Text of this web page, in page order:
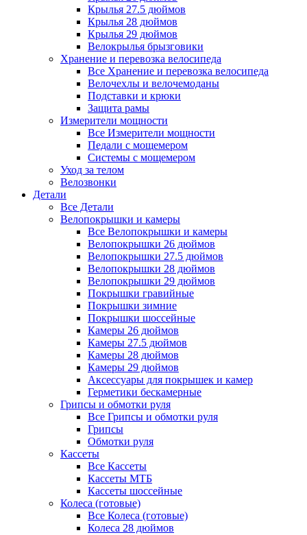
Крылья 27.5 дюймов
Крылья 28 дюймов
Крылья 29 дюймов
Велокрылья брызговики
Хранение и перевозка велосипеда
Все Хранение и перевозка велосипеда
Велочехлы и велочемоданы
Подставки и крюки
Защита рамы
Измерители мощности
Все Измерители мощности
Педали с мощемером
Системы с мощемером
Уход за телом
Велозвонки
Детали
Все Детали
Велопокрышки и камеры
Все Велопокрышки и камеры
Велопокрышки 26 дюймов
Велопокрышки 27.5 дюймов
Велопокрышки 28 дюймов
Велопокрышки 29 дюймов
Покрышки гравийные
Покрышки зимние
Покрышки шоссейные
Камеры 26 дюймов
Камеры 27.5 дюймов
Камеры 28 дюймов
Камеры 29 дюймов
Аксессуары для покрышек и камер
Герметики бескамерные
Грипсы и обмотки руля
Все Грипсы и обмотки руля
Грипсы
Обмотки руля
Кассеты
Все Кассеты
Кассеты МТБ
Кассеты шоссейные
Колеса (готовые)
Все Колеса (готовые)
Колеса 28 дюймов